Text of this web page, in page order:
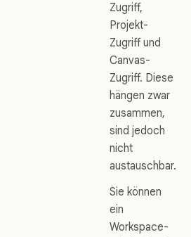
Zugriff,
Projekt-
Zugriff und
Canvas-
Zugriff. Diese
hängen zwar
zusammen,
sind jedoch
nicht
austauschbar.
Sie können
ein
Workspace-